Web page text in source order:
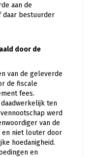
aan de
daar bestuurder
door de
van de geleverde
de fiscale
fees.
ten
werd
van de
en niet louter door
hoedanigheid.
en